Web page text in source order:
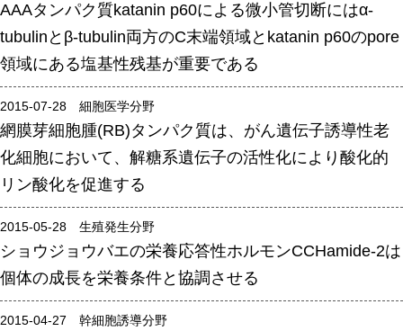
幹細胞誘導分野
胎盤発生分野
脳発生分野
腎臓発生分野
生殖発生分野
筋発生再生分野
入学・求人案内
AAAタンパク質katanin p60による微小管切断にはα-
tubulinとβ-tubulin両方のC末端領域とkatanin p60のpore
領域にある塩基性残基が重要である
2015-07-28 細胞医学分野
網膜芽細胞腫(RB)タンパク質は、がん遺伝子誘導性老
化細胞において、解糖系遺伝子の活性化により酸化的
リン酸化を促進する
2015-05-28 生殖発生分野
ショウジョウバエの栄養応答性ホルモンCCHamide-2は
個体の成長を栄養条件と協調させる
2015-04-27 幹細胞誘導分野